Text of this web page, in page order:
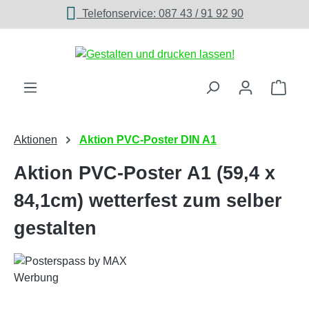
Zum Hauptinhalt springenTelefonservice: 087 43 / 91 92 90
Aktionen Aktion PVC-Poster DIN A1
Aktion PVC-Poster A1 (59,4 x
84,1cm) wetterfest zum selber
gestalten